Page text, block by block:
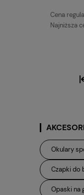
Cena
Najniższa
«
Okulary
Czapki do
Opaski na